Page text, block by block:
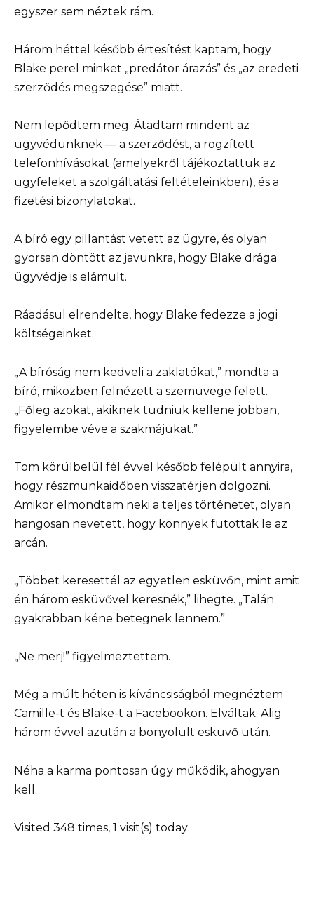
egyszer sem néztek rám.
Három héttel később értesítést kaptam, hogy
Blake perel minket „predátor árazás” és „az eredeti
szerződés megszegése” miatt.
Nem lepődtem meg. Átadtam mindent az
ügyvédünknek — a szerződést, a rögzített
telefonhívásokat (amelyekről tájékoztattuk az
ügyfeleket a szolgáltatási feltételeinkben), és a
fizetési bizonylatokat.
A bíró egy pillantást vetett az ügyre, és olyan
gyorsan döntött az javunkra, hogy Blake drága
ügyvédje is elámult.
Ráadásul elrendelte, hogy Blake fedezze a jogi
költségeinket.
„A bíróság nem kedveli a zaklatókat,” mondta a
bíró, miközben felnézett a szemüvege felett.
„Főleg azokat, akiknek tudniuk kellene jobban,
figyelembe véve a szakmájukat.”
Tom körülbelül fél évvel később felépült annyira,
hogy részmunkaidőben visszatérjen dolgozni.
Amikor elmondtam neki a teljes történetet, olyan
hangosan nevetett, hogy könnyek futottak le az
arcán.
„Többet keresettél az egyetlen esküvőn, mint amit
én három esküvővel keresnék,” lihegte. „Talán
gyakrabban kéne betegnek lennem.”
„Ne merj!” figyelmeztettem.
Még a múlt héten is kíváncsiságból megnéztem
Camille-t és Blake-t a Facebookon. Elváltak. Alig
három évvel azután a bonyolult esküvő után.
Néha a karma pontosan úgy működik, ahogyan
kell.
Visited 348 times, 1 visit(s) today